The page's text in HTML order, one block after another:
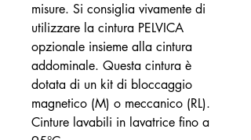
misure. Si consiglia vivamente di
utilizzare la cintura PELVICA
opzionale insieme alla cintura
addominale. Questa cintura è
dotata di un kit di bloccaggio
magnetico (M) o meccanico (RL).
Cinture lavabili in lavatrice fino a